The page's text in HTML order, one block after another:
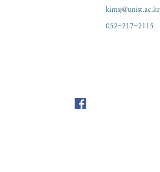
kimsj@unist.ac.kr
052-217-2115